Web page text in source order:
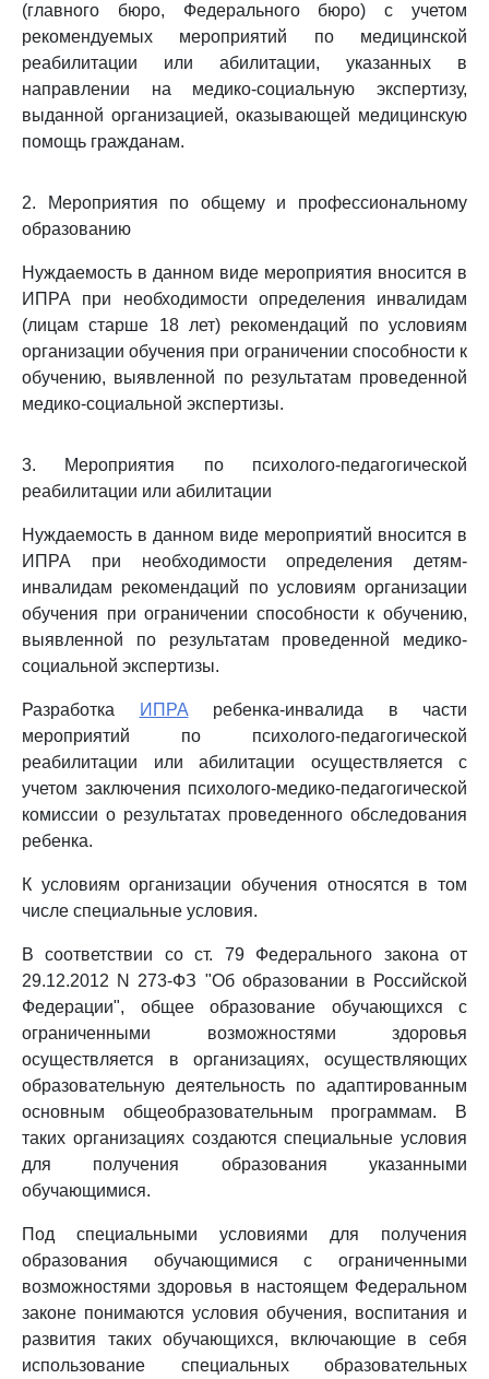
(главного бюро, Федерального бюро) с учетом
рекомендуемых мероприятий по медицинской
реабилитации или абилитации, указанных в
направлении на медико-социальную экспертизу,
выданной организацией, оказывающей медицинскую
помощь гражданам.
2. Мероприятия по общему и профессиональному
образованию
Нуждаемость в данном виде мероприятия вносится в
ИПРА при необходимости определения инвалидам
(лицам старше 18 лет) рекомендаций по условиям
организации обучения при ограничении способности к
обучению, выявленной по результатам проведенной
медико-социальной экспертизы.
3. Мероприятия по психолого-педагогической
реабилитации или абилитации
Нуждаемость в данном виде мероприятий вносится в
ИПРА при необходимости определения детям-
инвалидам рекомендаций по условиям организации
обучения при ограничении способности к обучению,
выявленной по результатам проведенной медико-
социальной экспертизы.
Разработка ИПРА ребенка-инвалида в части
мероприятий по психолого-педагогической
реабилитации или абилитации осуществляется с
учетом заключения психолого-медико-педагогической
комиссии о результатах проведенного обследования
ребенка.
К условиям организации обучения относятся в том
числе специальные условия.
В соответствии со ст. 79 Федерального закона от
29.12.2012 N 273-ФЗ "Об образовании в Российской
Федерации", общее образование обучающихся с
ограниченными возможностями здоровья
осуществляется в организациях, осуществляющих
образовательную деятельность по адаптированным
основным общеобразовательным программам. В
таких организациях создаются специальные условия
для получения образования указанными
обучающимися.
Под специальными условиями для получения
образования обучающимися с ограниченными
возможностями здоровья в настоящем Федеральном
законе понимаются условия обучения, воспитания и
развития таких обучающихся, включающие в себя
использование специальных образовательных